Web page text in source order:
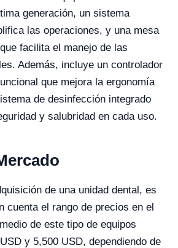
generación, un sistema
las operaciones, y una mesa
facilita el manejo de las
Además, incluye un controlador
que mejora la ergonomía
de desinfección integrado
y salubridad en cada uso.
de una unidad dental, es
cuenta el rango de precios en el
de este tipo de equipos
y 5,500 USD, dependiendo de